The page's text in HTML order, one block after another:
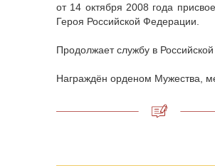
от 14 октября 2008 года
Героя Российской Федерации.
Продолжает службу в
Награждён орденом Мужества,